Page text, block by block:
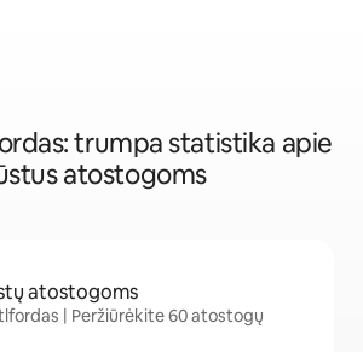
trumpa statistika apie
atostogoms
atostogoms
| Peržiūrėkite 60 atostogų